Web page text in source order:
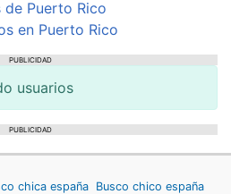
de Puerto Rico
en Puerto Rico
PUBLICIDAD
usuarios
PUBLICIDAD
chica españa Busco chico españa